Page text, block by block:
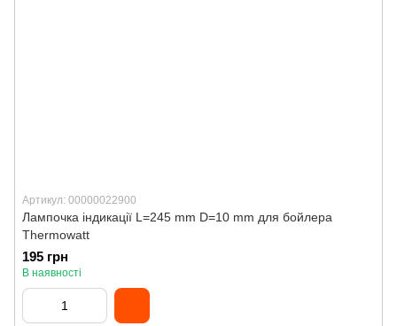
Артикул: 00000022900
Лампочка індикації L=245 mm D=10 mm для бойлера
Thermowatt
195 грн
В наявності